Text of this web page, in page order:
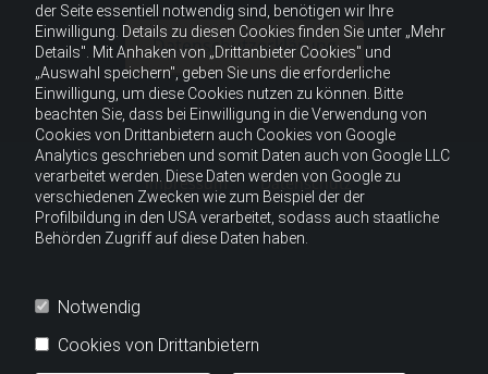
der Seite essentiell notwendig sind, benötigen wir Ihre
Einwilligung. Details zu diesen Cookies finden Sie unter „Mehr
Details". Mit Anhaken von „Drittanbieter Cookies" und
„Auswahl speichern", geben Sie uns die erforderliche
Einwilligung, um diese Cookies nutzen zu können. Bitte
beachten Sie, dass bei Einwilligung in die Verwendung von
Cookies von Drittanbietern auch Cookies von Google
Analytics geschrieben und somit Daten auch von Google LLC
verarbeitet werden. Diese Daten werden von Google zu
verschiedenen Zwecken wie zum Beispiel der der
Profilbildung in den USA verarbeitet, sodass auch staatliche
Behörden Zugriff auf diese Daten haben.
Notwendig
Cookies von Drittanbietern
Datenschutzerklärung
Impressum Datenschutz